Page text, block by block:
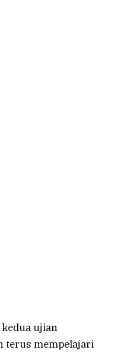
ujian
terus mempelajari